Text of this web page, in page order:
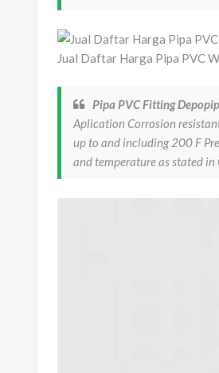
Jual Daftar Harga Pipa PVC
Pipa PVC Fitting
Aplication Corrosion
up to and including 200 F
and temperature as stated